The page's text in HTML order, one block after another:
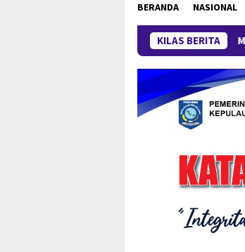
BERANDA NASIONAL
KILAS BERITA
Miliki Sabu 50 Gram,